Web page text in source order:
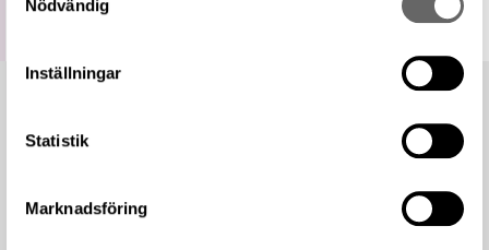
Nödvändig
Inställningar
Statistik
Marknadsföring